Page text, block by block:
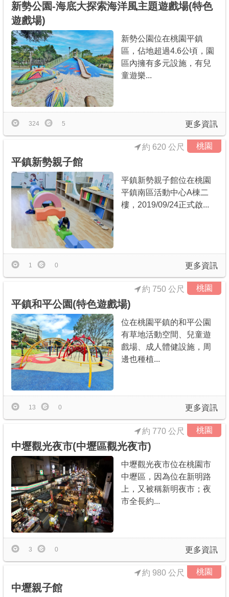
新勢公園-海底大探索海洋風主題遊戲場(特色
遊戲場)
新勢公園位在桃園平鎮
區，佔地超過4.6公頃，園
區內擁有多元設施，有兒
童遊樂...
更多資訊
324 5
桃園
約 620 公尺
平鎮新勢親子館
平鎮新勢親子館位在桃園
平鎮南區活動中心A棟二
樓，2019/09/24正式啟...
更多資訊
1 0
桃園
約 750 公尺
平鎮和平公園(特色遊戲場)
位在桃園平鎮的和平公園
有草地活動空間、兒童遊
戲場、成人體健設施，周
邊也種植...
更多資訊
13 0
桃園
約 770 公尺
中壢觀光夜市(中壢區觀光夜市)
中壢觀光夜市位在桃園市
中壢區，因為位在新明路
上，又被稱新明夜市；夜
市全長約...
更多資訊
3 0
桃園
約 980 公尺
中壢親子館